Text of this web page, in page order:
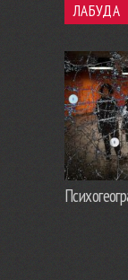
ЛАБУДА